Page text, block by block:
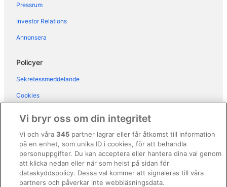
Hotell i Vico Equense
Bostäder i Positano
Husvagnscampingar i Positano
Husvagnscampingar i Ravello
B&B i Sorrento
Gårdshotell i Sorrento
Pressrum
Investor Relations
Annonsera
Policyer
Sekretessmeddelande
Cookies
Regler och villkor för Vrbo
Tillgänglighetsanpassning
Juridisk information/Kontakta oss
Vi bryr oss om din integritet
Vi och våra345 partner lagrar eller får åtkomst till information
på en enhet, som unika ID i cookies, för att behandla
personuppgifter. Du kan acceptera eller hantera dina val genom
att klicka nedan eller när som helst på sidan för
dataskyddspolicy. Dessa val kommer att signaleras till våra
partners och påverkar inte webbläsningsdata.